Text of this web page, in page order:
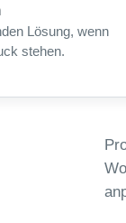
Lösung, wenn
stehen.